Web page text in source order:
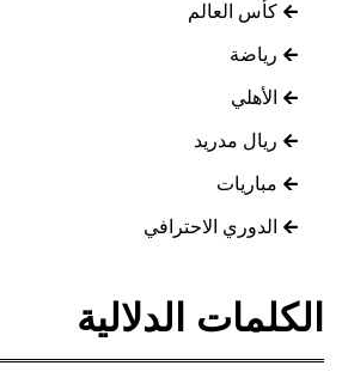
كأس العالم
رياضة
الأهلي
ريال مدريد
مباريات
الدوري الاحترافي
الكلمات الدلالية